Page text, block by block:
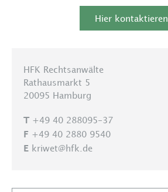
Hier kontaktieren
HFK Rechtsanwälte
Rathausmarkt 5
20095 Hamburg
+49 40 288095-37
F +49 40 2880 9540
E kriwet@hfk.de